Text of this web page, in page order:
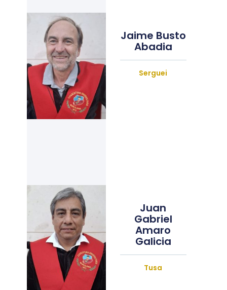
Jaime Busto
Abadia
Serguei
Juan
Gabriel
Amaro
Galicia
Tusa